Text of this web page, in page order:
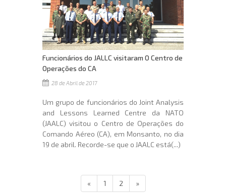
Funcionários do JALLC visitaram O Centro de
Operações do CA
28 de Abril de 2017
Um grupo de funcionários do Joint Analysis
and Lessons Learned Centre da NATO
(JAALC) visitou o Centro de Operações do
Comando Aéreo (CA), em Monsanto, no dia
19 de abril. Recorde-se que o JAALC está(...)
« 1 2 »